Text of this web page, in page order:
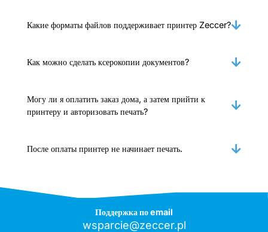
Какие форматы файлов поддерживает принтер Zeccer?
Как можно сделать ксерокопии документов?
Могу ли я оплатить заказ дома, а затем прийти к
принтеру и авторизовать печать?
После оплаты принтер не начинает печать.
Поддержка по email
wsparcie@zeccer.pl